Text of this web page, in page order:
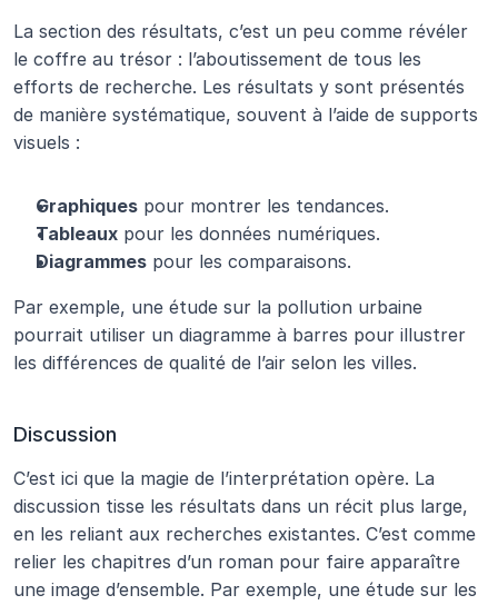
La section des résultats, c’est un peu comme révéler
le coffre au trésor : l’aboutissement de tous les
efforts de recherche. Les résultats y sont présentés
de manière systématique, souvent à l’aide de supports
visuels :
Graphiques pour montrer les tendances.
Tableaux pour les données numériques.
Diagrammes pour les comparaisons.
Par exemple, une étude sur la pollution urbaine
pourrait utiliser un diagramme à barres pour illustrer
les différences de qualité de l’air selon les villes.
Discussion
C’est ici que la magie de l’interprétation opère. La
discussion tisse les résultats dans un récit plus large,
en les reliant aux recherches existantes. C’est comme
relier les chapitres d’un roman pour faire apparaître
une image d’ensemble. Par exemple, une étude sur les